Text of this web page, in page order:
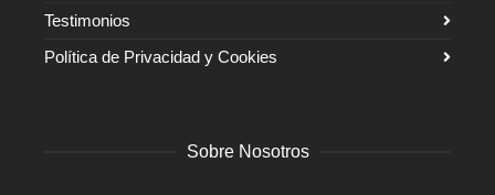
Testimonios
Política de Privacidad y Cookies
Sobre Nosotros